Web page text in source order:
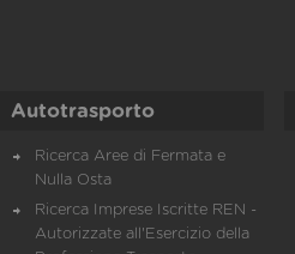
Autotrasporto
Ricerca Aree di Fermata e
Nulla Osta
Ricerca Imprese Iscritte REN -
Autorizzate all'Esercizio della